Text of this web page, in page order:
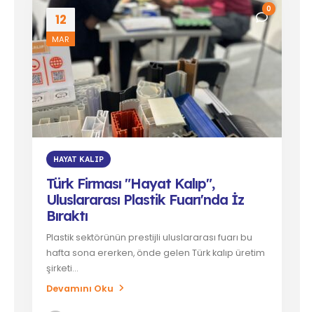
12
MAR
0
HAYAT KALIP
Türk Firması "Hayat Kalıp",
Uluslararası Plastik Fuarı'nda İz
Bıraktı
Plastik sektörünün prestijli uluslararası fuarı bu
hafta sona ererken, önde gelen Türk kalıp üretim
şirketi...
Devamını Oku